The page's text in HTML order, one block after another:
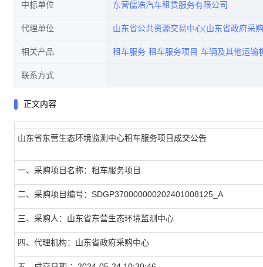
中标单位 东营儒浩汽车租赁服务有限公司
代理单位 山东省公共资源交易中心(山东省政府采
相关产品 租车服务 租车服务项目 车辆及其他运输
联系方式
正文内容
山东省东营生态环境监测中心租车服务项目成交公告
一、采购项目名称：租车服务项目
二、采购项目编号：SDGP370000000202401008125_A
三、采购人：山东省东营生态环境监测中心
四、代理机构：山东省政府采购中心